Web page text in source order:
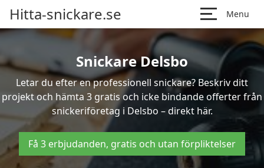
Hitta-snickare.se Menu
Snickare Delsbo
Letar du efter en professionell snickare? Beskriv ditt
projekt och hämta 3 gratis och icke bindande offerter från
snickeriföretag i Delsbo – direkt här.
Få 3 erbjudanden, gratis och utan förpliktelser